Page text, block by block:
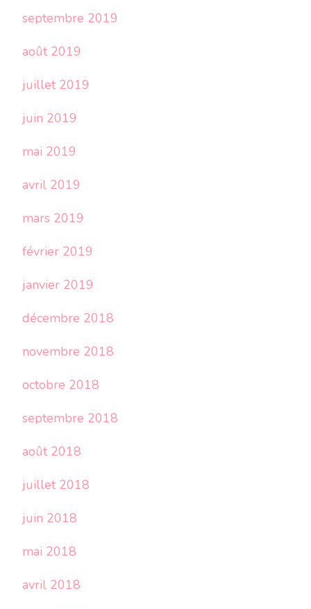
septembre 2019
août 2019
juillet 2019
juin 2019
mai 2019
avril 2019
mars 2019
février 2019
janvier 2019
décembre 2018
novembre 2018
octobre 2018
septembre 2018
août 2018
juillet 2018
juin 2018
mai 2018
avril 2018